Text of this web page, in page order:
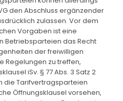
den Abschluss ergänzender
zulassen. Vor dem
Vorgaben ist eine
Betriebsparteien das Recht
der freiwilligen
Regelungen zu treffen,
iSv. § 77 Abs. 3 Satz 2
die Tarifvertragsparteien
Öffnungsklausel vorsehen,